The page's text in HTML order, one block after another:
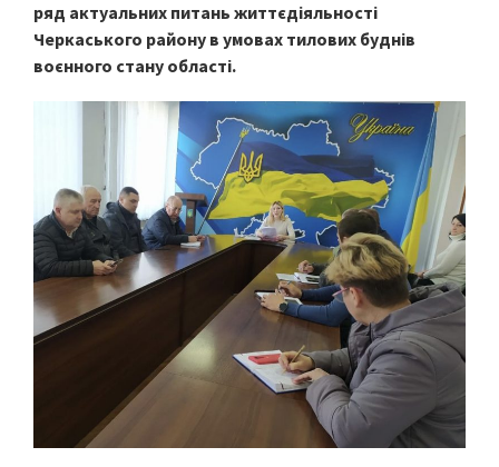
ряд актуальних питань життєдіяльності
Черкаського району в умовах тилових буднів
воєнного стану області.